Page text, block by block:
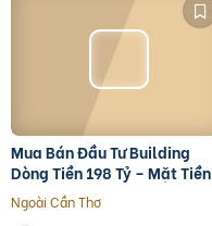
Mua Bán Đầu Tư Building
Dòng Tiền 198 Tỷ – Mặt Tiền
Đường 3/2, Trung Tâm Quận
10
Ngoài Cần Thơ